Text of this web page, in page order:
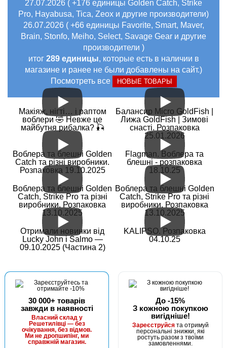
27.07.2026 ( +176 единицы Golden Catch, Strike
Pro, Hayabusa, Tica, Zeox и другие производители)
26.07.2026 ( +66 единицы Favorite, Smart, Maver,
Brain, Stonfo, Meiho, Select, Savage Gear и другие
производители )
итог 289 единицы, которые есть в наличии в
магазине и ранее не были добавлены на сайт.)
Посмотреть все
НОВЫЕ ТОВАРЫ
Макіяж, нігті… і раптом
воблери 🤣 Невже це
майбутня рибалка? 🎣
Балансир Micro GoldFish |
Лижа GoldFish | Зимові
снасті. Розпаковка
25.01.2026
Воблера та блешні Golden
Catch та різні виробники.
Розпаковка 19.10.2025
Flagman. Воблера та
блешні - розпаковка
18.10.25
Воблера та блешні Golden
Catch, Strike Pro та різні
виробники. Розпаковка
13.10.2025
Воблера та блешні Golden
Catch, Strike Pro та різні
виробники. Розпаковка
13.10.2025
Отримали новинки від
Lucky John і Salmo —
09.10.2025 (Частина 2)
KALIPSO. Розпаковка
04.10.25
30 000+ товарів
завжди в наявності
Власний склад у
Решетилівці — без
очікування, без відмов.
Ми не дропшипінг, ми
справжній магазин.
До -15%
З кожною покупкою
вигідніше!
Зареєструйсята отримуй
персональні знижки, які
ростуть разом з твоїми
замовленнями.